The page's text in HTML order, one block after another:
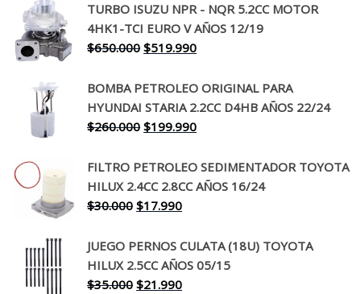
original
era:
$130.000.
actual
es:
$94.990.
TURBO ISUZU NPR - NQR 5.2CC MOTOR
4HK1-TCI EURO V AÑOS 12/19
$650.000 El
original
era:
$650.000.
$519.990El
actual
es:
$519.990.
BOMBA PETROLEO ORIGINAL PARA
HYUNDAI STARIA 2.2CC D4HB AÑOS 22/24
$260.000 El
original
era:
$260.000.
$199.990El
actual
es:
FILTRO PETROLEO SEDIMENTADOR TOYOTA
HILUX 2.4CC 2.8CC AÑOS 16/24
$30.000 El
original
era:
$30.000.
$17.990El
actual
es:
$17.990.
JUEGO PERNOS CULATA (18U) TOYOTA
HILUX 2.5CC AÑOS 05/15
$35.000 El
$21.990El